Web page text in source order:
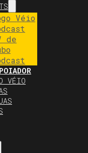
Véio
de
VÉIO